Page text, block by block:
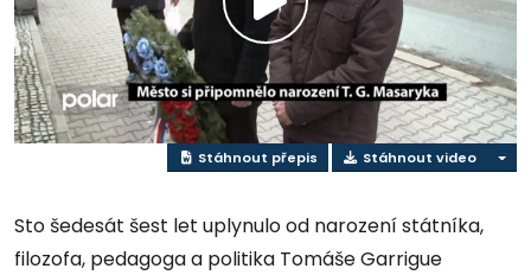
Přehrát
video
Stáhnout přepis Stáhnout video
Sto šedesát šest let uplynulo od narození státníka,
filozofa, pedagoga a politika Tomáše Garrigue